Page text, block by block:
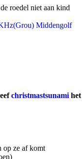
roedel niet aan kind
Middengolf
christmastsunami het
op ze af komt